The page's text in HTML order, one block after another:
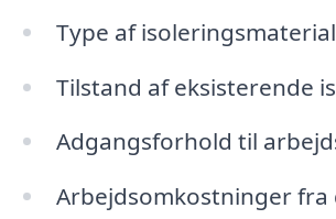
Type af
Tilstand af eksisterende
Adgangsforhold til
Arbejdsomkostninger fra